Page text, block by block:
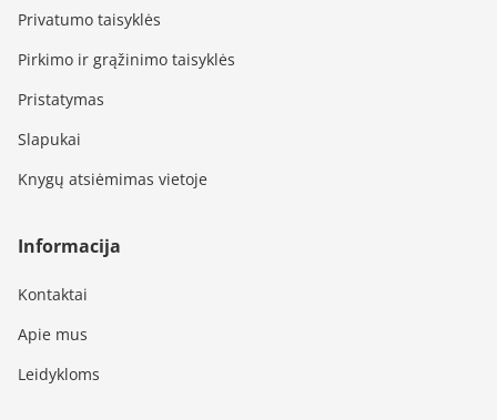
Privatumo taisyklės
Pirkimo ir grąžinimo taisyklės
Pristatymas
Slapukai
Knygų atsiėmimas vietoje
Informacija
Kontaktai
Apie mus
Leidykloms